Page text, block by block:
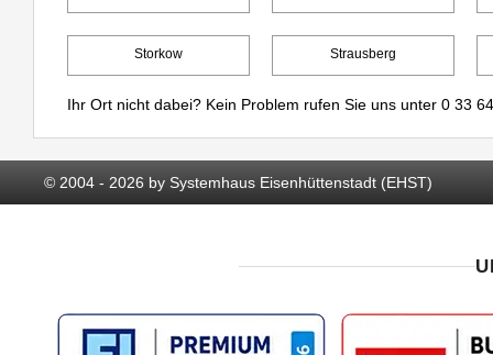
Storkow Strausberg
Ihr Ort nicht dabei? Kein Problem rufen Sie uns unter 0 33
© 2004 - 2026 by Systemhaus Eisenhüttenstadt (EHST)